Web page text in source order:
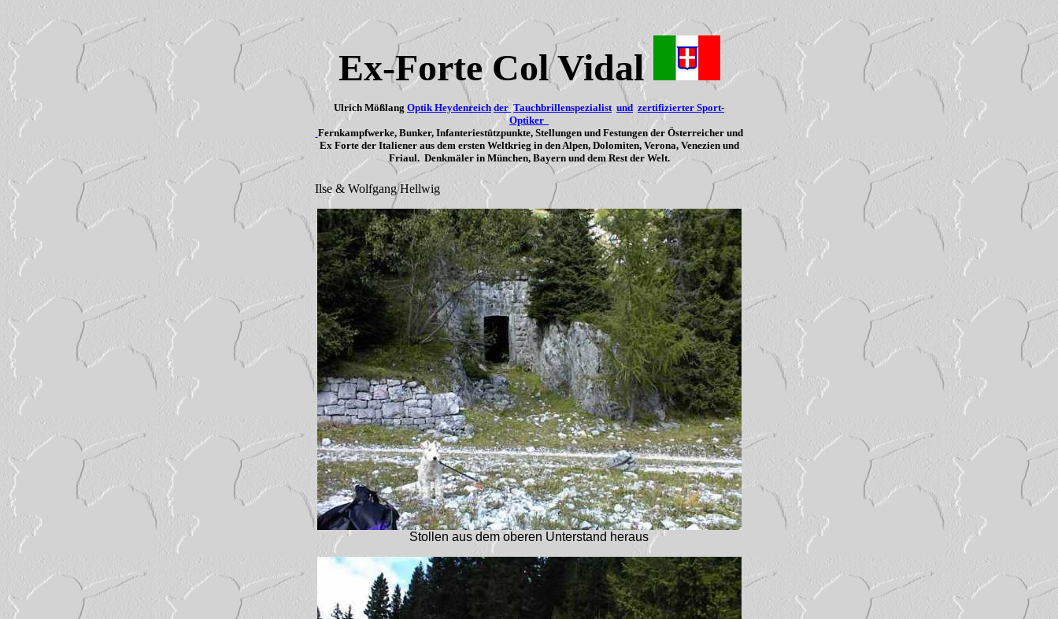
Ex-Forte Col Vidal
Ulrich Mößlang Optik Heydenreich der Tauchbrillenspezialist und zertifizierter Sport-
Optiker
Fernkampfwerke, Bunker, Infanteriestützpunkte, Stellungen und Festungen der Österreicher und
Ex Forte der Italiener aus dem ersten Weltkrieg in den Alpen, Dolomiten, Verona, Venezien und
Friaul. Denkmäler in München, Bayern und dem Rest der Welt.
Ilse & Wolfgang Hellwig
Stollen aus dem oberen Unterstand heraus